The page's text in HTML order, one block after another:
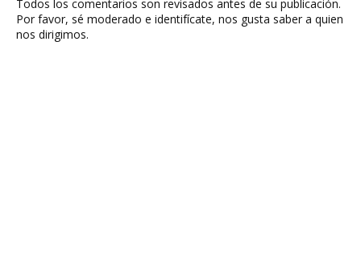
Todos los comentarios son revisados antes de su publicación.
Por favor, sé moderado e identifícate, nos gusta saber a quien
nos dirigimos.